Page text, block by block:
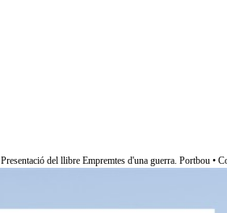
Presentació del llibre Empremtes d'una guerra. Portbou •